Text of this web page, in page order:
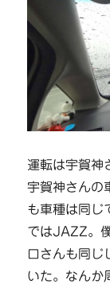
運転は宇賀神
宇賀神さんの
も車種は同じ
ではJAZZ。
口さんも同じ
いた。なんか